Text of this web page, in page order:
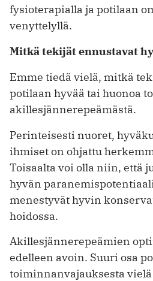
fysioterapialla ja potilaan
venyttelyllä.
Mitkä tekijät ennustavat
Emme tiedä vielä, mitkä
potilaan hyvää tai huonoa
akillesjännerepeämästä.
Perinteisesti nuoret,
ihmiset on ohjattu
Toisaalta voi olla niin, että
hyvän
menestyvät hyvin
hoidossa.
Akillesjännerepeämien
edelleen avoin. Suuri osa
toiminnanvajauksesta